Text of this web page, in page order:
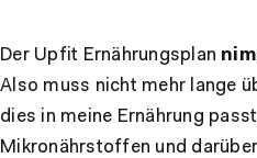
Der Upfit Ernährungsplan
Also muss nicht mehr lange
dies in meine Ernährung
Mikronährstoffen und